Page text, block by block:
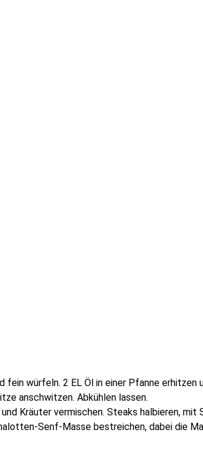
fein würfeln. 2 EL Öl in einer Pfanne erhitzen
anschwitzen. Abkühlen lassen.
Kräuter vermischen. Steaks halbieren, mit
Senf-Masse bestreichen, dabei die